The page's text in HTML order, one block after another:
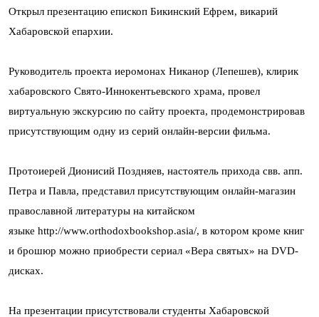
Открыл презентацию епископ Бикинский Ефрем, викарий
Хабаровской епархии.
Руководитель проекта иеромонах Никанор (Лепешев), клирик
хабаровского Свято-Иннокентьевского храма, провел
виртуальную экскурсию по сайту проекта, продемонстрировав
присутствующим одну из серий онлайн-версии фильма.
Протоиерей Дионисий Поздняев, настоятель прихода свв. апп.
Петра и Павла, представил присутствующим онлайн-магазин
православной литературы на китайском
языке http://www.orthodoxbookshop.asia/, в котором кроме книг
и брошюр можно приобрести сериал «Вера святых» на DVD-
дисках.
На презентации присутствовали студенты Хабаровской